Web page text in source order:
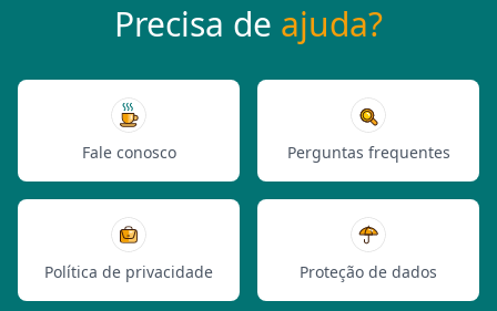
Precisa de ajuda?
Fale conosco Perguntas frequentes
Política de privacidade Proteção de dados